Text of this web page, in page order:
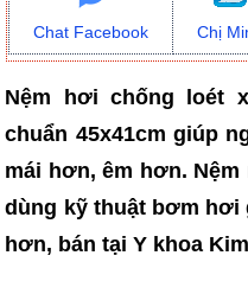
Chat Facebook Chị
Nệm hơi chống loét
chuẩn 45x41cm giúp
mái hơn, êm hơn.
dùng kỹ thuật bơm hơi
hơn, bán tại Y khoa